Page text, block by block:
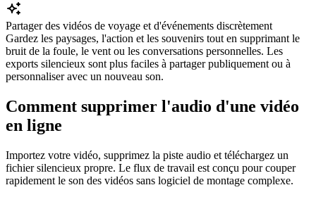
Partager des vidéos de voyage et d'événements discrètement
Gardez les paysages, l'action et les souvenirs tout en supprimant le
bruit de la foule, le vent ou les conversations personnelles. Les
exports silencieux sont plus faciles à partager publiquement ou à
personnaliser avec un nouveau son.
Comment supprimer l'audio d'une vidéo
en ligne
Importez votre vidéo, supprimez la piste audio et téléchargez un
fichier silencieux propre. Le flux de travail est conçu pour couper
rapidement le son des vidéos sans logiciel de montage complexe.